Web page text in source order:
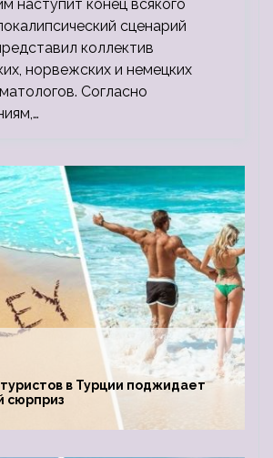
наступит конец всякого
сценарий
коллектив
норвежских и немецких
Согласно
туристов в Турции поджидает
сюрприз